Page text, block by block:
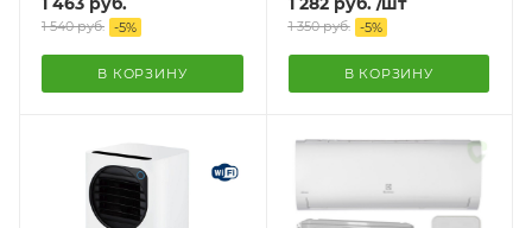
1 540руб. -5%
В КОРЗИНУ
1 350руб. -5%
В КОРЗИНУ